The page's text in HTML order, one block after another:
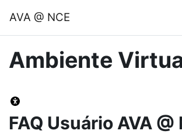
AVA @ NCE
Ambiente
FAQ Usuário AVA @